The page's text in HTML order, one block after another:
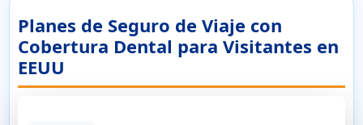
Planes de Seguro de Viaje con
Cobertura Dental para Visitantes en
EEUU